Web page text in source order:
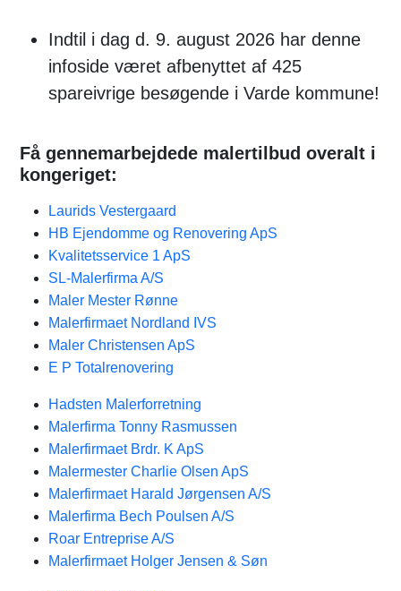
Indtil i dag d. 9. august 2026 har denne
infoside været afbenyttet af 425
spareivrige besøgende i Varde kommune!
Få gennemarbejdede malertilbud overalt i
kongeriget:
Laurids Vestergaard
HB Ejendomme og Renovering ApS
Kvalitetsservice 1 ApS
SL-Malerfirma A/S
Maler Mester Rønne
Malerfirmaet Nordland IVS
Maler Christensen ApS
E P Totalrenovering
Hadsten Malerforretning
Malerfirma Tonny Rasmussen
Malerfirmaet Brdr. K ApS
Malermester Charlie Olsen ApS
Malerfirmaet Harald Jørgensen A/S
Malerfirma Bech Poulsen A/S
Roar Entreprise A/S
Malerfirmaet Holger Jensen & Søn